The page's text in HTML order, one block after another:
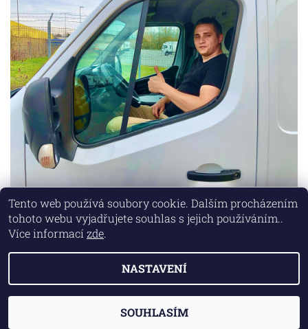
Lokality Marketing zajišťuje společnost X-VISION
2026 © AUTO MD, všechna práva vyhrazena
Vytvořil Shoptet
Tento web používá soubory cookie. Dalším procházením
tohoto webu vyjadřujete souhlas s jejich používáním..
Více informací zde.
NASTAVENÍ
SOUHLASÍM